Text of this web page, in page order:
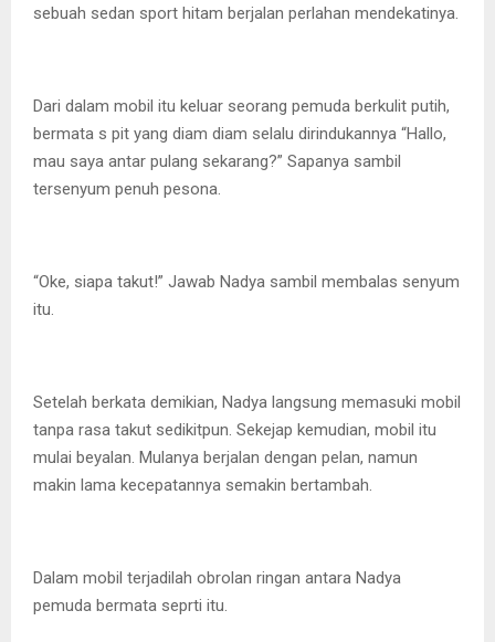
sebuah sedan sport hitam berjalan perlahan mendekatinya.
Dari dalam mobil itu keluar seorang pemuda berkulit putih,
bermata s pit yang diam diam selalu dirindukannya “Hallo,
mau saya antar pulang sekarang?” Sapanya sambil
tersenyum penuh pesona.
“Oke, siapa takut!” Jawab Nadya sambil membalas senyum
itu.
Setelah berkata demikian, Nadya langsung memasuki mobil
tanpa rasa takut sedikitpun. Sekejap kemudian, mobil itu
mulai beyalan. Mulanya berjalan dengan pelan, namun
makin lama kecepatannya semakin bertambah.
Dalam mobil terjadilah obrolan ringan antara Nadya
pemuda bermata seprti itu.